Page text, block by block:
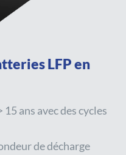
LFP en
ans avec des cycles
de décharge